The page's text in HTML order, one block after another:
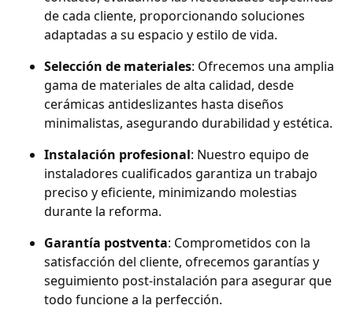
de cada cliente, proporcionando soluciones
adaptadas a su espacio y estilo de vida.
Selección de materiales: Ofrecemos una amplia
gama de materiales de alta calidad, desde
cerámicas antideslizantes hasta diseños
minimalistas, asegurando durabilidad y estética.
Instalación profesional: Nuestro equipo de
instaladores cualificados garantiza un trabajo
preciso y eficiente, minimizando molestias
durante la reforma.
Garantía postventa: Comprometidos con la
satisfacción del cliente, ofrecemos garantías y
seguimiento post-instalación para asegurar que
todo funcione a la perfección.